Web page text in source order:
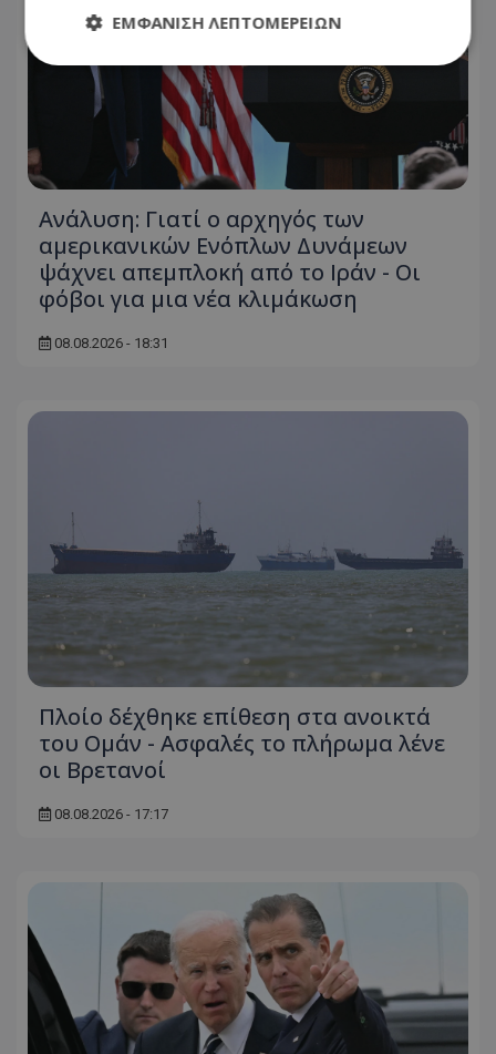
Ανάλυση: Γιατί ο αρχηγός των
αμερικανικών Ενόπλων Δυνάμεων
ψάχνει απεμπλοκή από το Ιράν - Οι
φόβοι για μια νέα κλιμάκωση
08.08.2026 - 18:31
Πλοίο δέχθηκε επίθεση στα ανοικτά
του Ομάν - Ασφαλές το πλήρωμα λένε
οι Βρετανοί
08.08.2026 - 17:17
ΕΜΦΆΝΙΣΗ ΛΕΠΤΟΜΕΡΕΙΏΝ
Απολύτως απαραίτητα
Απόδοσης
Στόχευσης
Λειτουργικότητας
Μη ταξινομημένα
Τα απολύτως απαραίτητα cookies επιτρέπουν
βασικές λειτουργίες του ιστότοπου, όπως τη
σύνδεση χρήστη και τη διαχείριση λογαριασμού.
Ο ιστότοπος δεν μπορεί να χρησιμοποιηθεί σωστά
χωρίς τα απολύτως απαραίτητα cookies.
Ονοματεπώνυμο
Προμηθευτής
usprivacy
ASP.NET_SessionId
Microsoft Corporation
VISITOR_PRIVACY_METADATA
YouTube
.youtube.com